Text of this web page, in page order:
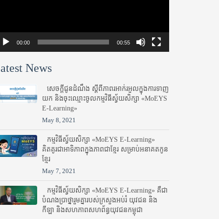
00:00 00:55
News
សេចក្តីជូនដំណឹង ស្តី​ពីភាព​រអាក់រអួល​ក្នុងការ​ទាញ​
យក និង​ចុះ​ឈ្មោះ​ចូល​កម្មវិធី​ស្វ័យសិក្សា «MoEYS
E-Learning»
May 8, 2021
កម្មវិធីស្វ័យសិក្សា «MoEYS E-Learning»
គិតគូរជាអាទិភាពក្នុងភាពជាខ្មែរ សម្រាប់អនាគតកូន
ខ្មែរ
May 7, 2021
កម្មវិធីស្វ័យសិក្សា «MoEYS E-Learning» គឺជា
បំណងប្រាថ្នារួមគ្នារបស់ក្រសួងអប់រំ​ យុវជន និង
កីឡា និងសហភាពសហព័ន្ធយុវជនកម្ពុជា